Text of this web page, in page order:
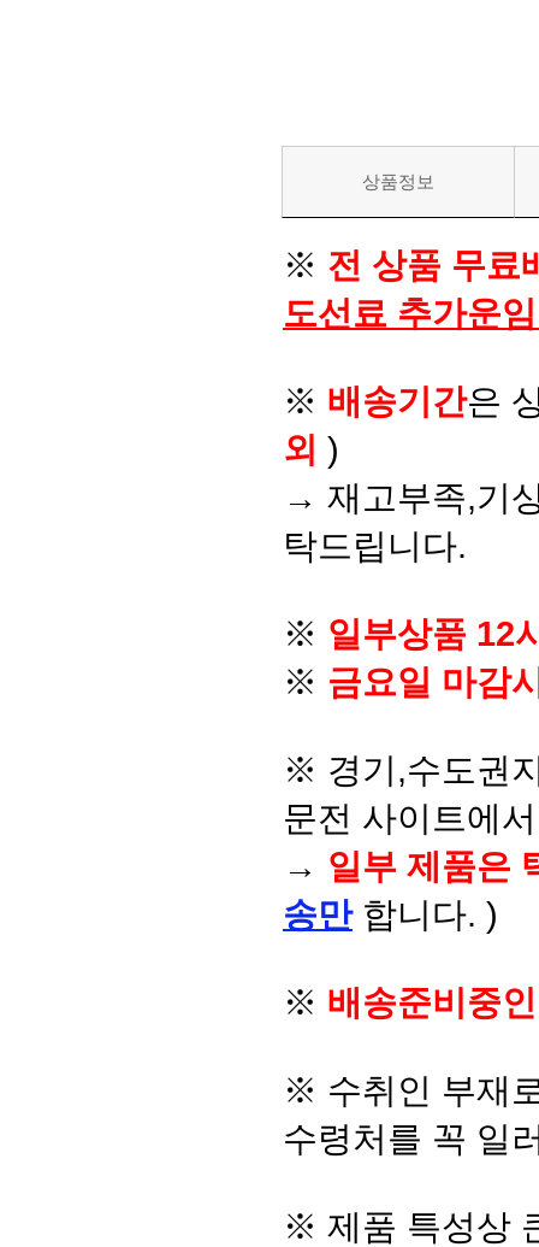
상품정보
※ 전 상품 무료
도선료 추가운
※ 배송기간은
외 )
→ 재고부족,기
탁드립니다.
※ 일부상품 12
※ 금요일 마감
※ 경기,수도권
문전 사이트에
→ 일부 제품은
송만 합니다. )
※ 배송준비중
※ 수취인 부재
수령처를 꼭 일
※ 제품 특성상